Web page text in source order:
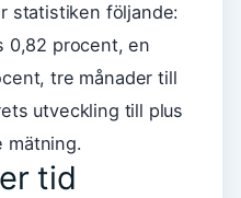
statistiken följande:
0,82 procent, en
tre månader till
utveckling till plus
mätning.
tid